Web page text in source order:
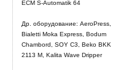
ECM S-Automatik 64
Др. оборудование: AeroPress,
Bialetti Moka Express, Bodum
Chambord, SOY C3, Beko BKK
2113 M, Kalita Wave Dripper